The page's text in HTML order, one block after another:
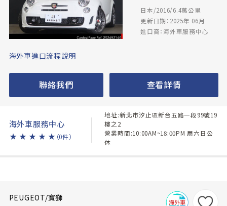
日本/2016/6.4萬公里
更新日期：2025年 06月
進口商：海外車服務中心
海外車進口流程說明
聯絡我們 查看詳情
海外車服務中心
★ ★ ★ ★ ★ （0件）
地址:新北市汐止區新台五路一段99號19
樓之2
營業時間:10:00AM~18:00PM 周六日公
休
PEUGEOT/寶獅